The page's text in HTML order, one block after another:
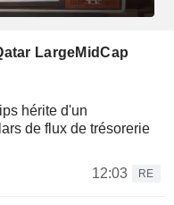
LargeMidCap
hérite d'un
de flux de trésorerie
12:03
RE